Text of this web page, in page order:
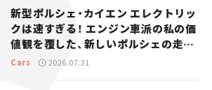
新型ポルシェ・カイエン エレクトリッ
クは速すぎる！ エンジン車派の私の価
値観を覆した、新しいポルシェの走
り。
Cars 2026.07.31